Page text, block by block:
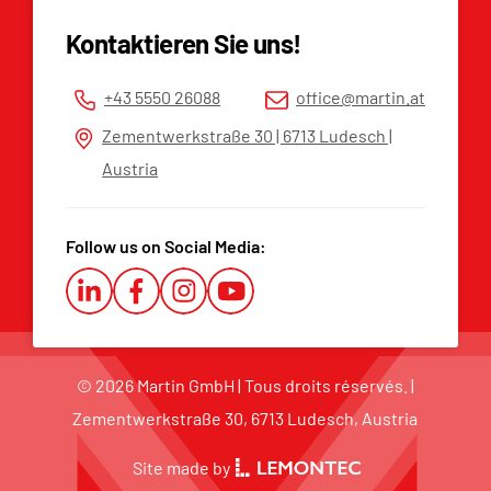
Protection des données
Plateforme d’alerte
Kontaktieren Sie uns!
+43 5550 26088
office@martin.at
Zementwerkstraße 30 | 6713 Ludesch |
Austria
Follow us on Social Media:
© 2026 Martin GmbH | Tous droits réservés. |
Zementwerkstraße 30, 6713 Ludesch, Austria
Site made by